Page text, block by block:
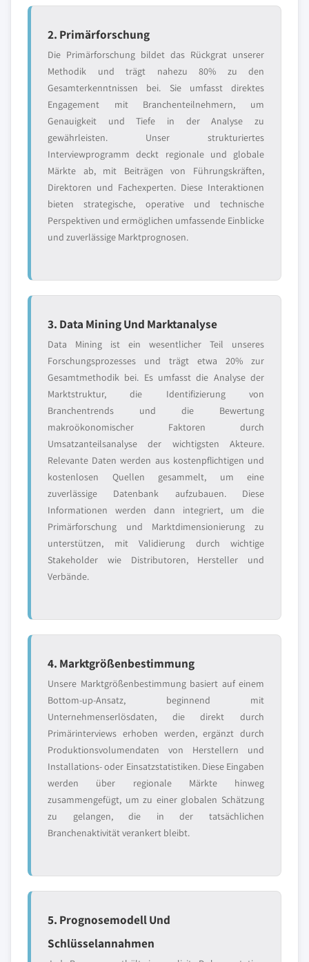
2. Primärforschung
Die Primärforschung bildet das Rückgrat unserer
Methodik und trägt nahezu 80% zu den
Gesamterkenntnissen bei. Sie umfasst direktes
Engagement mit Branchenteilnehmern, um
Genauigkeit und Tiefe in der Analyse zu
gewährleisten. Unser strukturiertes
Interviewprogramm deckt regionale und globale
Märkte ab, mit Beiträgen von Führungskräften,
Direktoren und Fachexperten. Diese Interaktionen
bieten strategische, operative und technische
Perspektiven und ermöglichen umfassende Einblicke
und zuverlässige Marktprognosen.
3. Data Mining Und Marktanalyse
Data Mining ist ein wesentlicher Teil unseres
Forschungsprozesses und trägt etwa 20% zur
Gesamtmethodik bei. Es umfasst die Analyse der
Marktstruktur, die Identifizierung von
Branchentrends und die Bewertung
makroökonomischer Faktoren durch
Umsatzanteilsanalyse der wichtigsten Akteure.
Relevante Daten werden aus kostenpflichtigen und
kostenlosen Quellen gesammelt, um eine
zuverlässige Datenbank aufzubauen. Diese
Informationen werden dann integriert, um die
Primärforschung und Marktdimensionierung zu
unterstützen, mit Validierung durch wichtige
Stakeholder wie Distributoren, Hersteller und
Verbände.
4. Marktgrößenbestimmung
Unsere Marktgrößenbestimmung basiert auf einem
Bottom-up-Ansatz, beginnend mit
Unternehmenserlösdaten, die direkt durch
Primärinterviews erhoben werden, ergänzt durch
Produktionsvolumendaten von Herstellern und
Installations- oder Einsatzstatistiken. Diese Eingaben
werden über regionale Märkte hinweg
zusammengefügt, um zu einer globalen Schätzung
zu gelangen, die in der tatsächlichen
Branchenaktivität verankert bleibt.
5. Prognosemodell Und
Schlüsselannahmen